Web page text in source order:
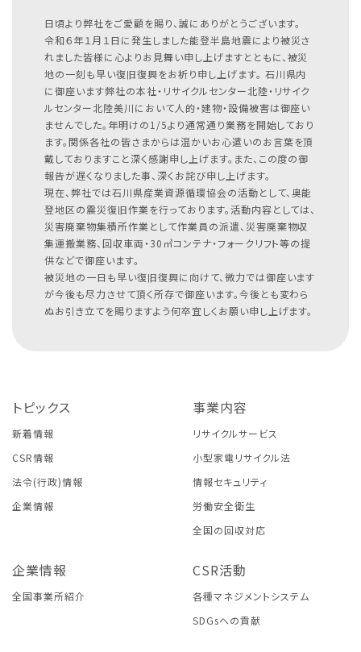
日頃より弊社をご愛顧を賜り、誠にありがとうございます。
令和６年１月１日に発生しました能登半島地震により被災さ
れました皆様に心よりお見舞い申し上げますとともに、被災
地の一刻も早い復旧復興をお祈り申し上げます。 石川県内
に御座います弊社の本社・リサイクルセンター北陸・リサイク
ルセンター北陸美川において人的・建物・設備被害は御座い
ませんでした。年明けの1/5より通常通り業務を開始しており
ます。関係各社の皆さまからは温かいお心遣いのお言葉を頂
戴しておりますこと深く感謝申し上げます。また、この度の御
報告が遅くなりました事、深くお詫び申し上げます。
現在、弊社では石川県産業資源循環協会の活動として、奥能
登地区の震災復旧作業を行っております。活動内容としては、
災害廃棄物集積所作業として作業員の派遣、災害廃棄物収
集運搬業務、回収車両・30㎥コンテナ・フォークリフト等の提
供などで御座います。
被災地の一日も早い復旧復興に向けて、微力では御座います
が今後も尽力させて頂く所存で御座います。今後とも変わら
ぬお引き立てを賜りますよう何卒宜しくお願い申し上げます。
トピックス
新着情報
CSR情報
法令(行政)情報
企業情報
事業内容
リサイクルサービス
小型家電リサイクル法
情報セキュリティ
労働安全衛生
全国の回収対応
企業情報
全国事業所紹介
CSR活動
各種マネジメントシステム
SDGsへの貢献